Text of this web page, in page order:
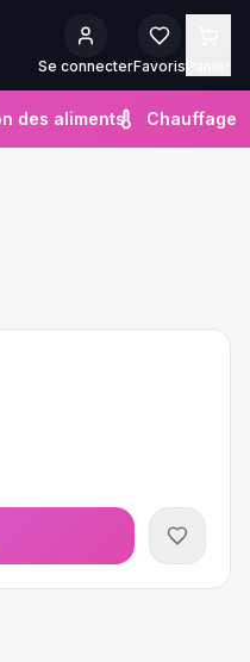
Se connecterFavoris
des aliments Chauffage